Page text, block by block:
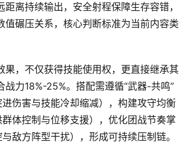
离持续输出，安全射程保障生存容错，
碾压关系，核心判断标准为当前内容类
，不仅获得技能使用权，更直接继承其
力18%-25%。搭配需遵循“武器-共鸣”
伤害与技能冷却缩减），构建攻守均衡
体控制与位移支援），优化团战节奏掌
敌方阵型干扰），形成可持续压制链。